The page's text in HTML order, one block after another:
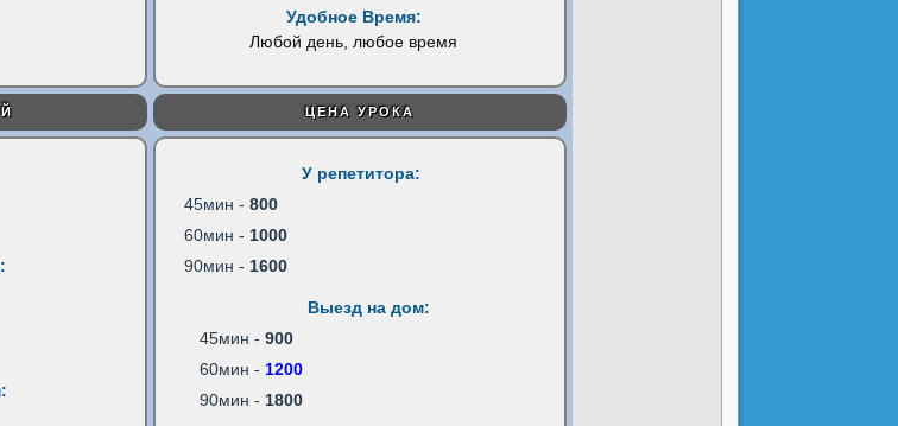
Удобное Время:
Любой день, любое время
ЦЕНА УРОКА
У репетитора:
45мин - 800
60мин - 1000
90мин - 1600
Выезд на дом:
45мин - 900
60мин - 1200
90мин - 1800